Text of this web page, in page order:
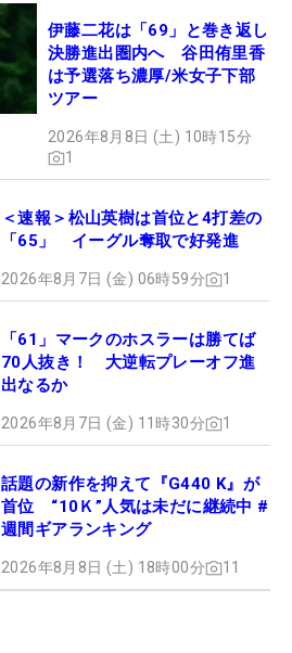
伊藤二花は「69」と巻き返し
決勝進出圏内へ 谷田侑里香
は予選落ち濃厚/米女子下部
ツアー
2026年8月8日 (土) 10時15分
1
＜速報＞松山英樹は首位と4打差の
「65」 イーグル奪取で好発進
2026年8月7日 (金) 06時59分 1
「61」マークのホスラーは勝てば
70人抜き！ 大逆転プレーオフ進
出なるか
2026年8月7日 (金) 11時30分 1
話題の新作を抑えて『G440 K』が
首位 “10Ｋ”人気は未だに継続中 #
週間ギアランキング
2026年8月8日 (土) 18時00分 11